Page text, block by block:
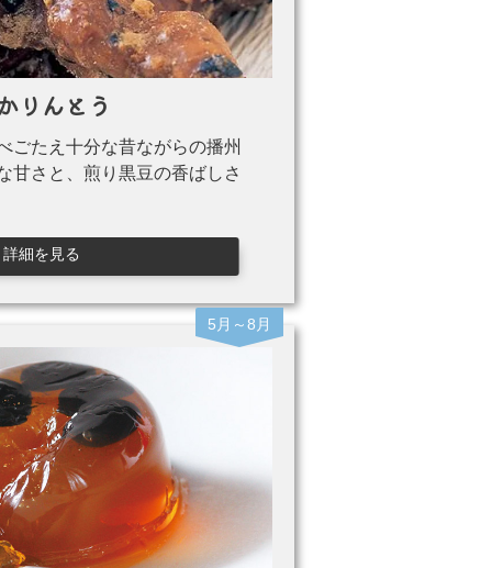
りんとう
ごたえ十分な昔ながらの播州
甘さと、煎り黒豆の香ばしさ
詳細を見る
5月～8月